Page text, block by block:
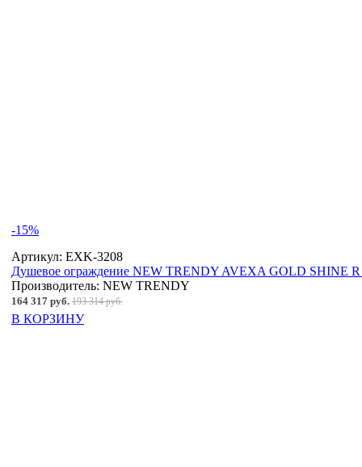
-15%
Артикул: EXK-3208
Душевое ограждение NEW TRENDY AVEXA GOLD SHINE R
Производитель: NEW TRENDY
164 317 руб. 193 314 руб.
В КОРЗИНУ